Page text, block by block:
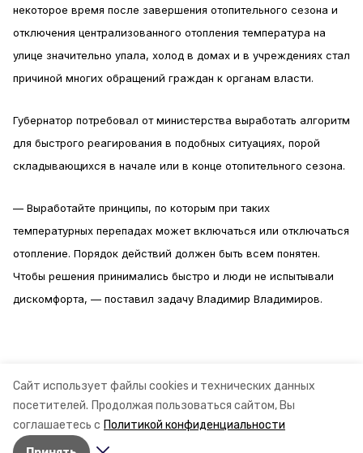
Сайт использует файлы cookies и технических данных
посетителей. Продолжая пользоваться сайтом, Вы
соглашаетесь с Политикой конфиденциальности
некоторое время после завершения отопительного сезона и
отключения централизованного отопления температура на
улице значительно упала, холод в домах и в учреждениях стал
причиной многих обращений граждан к органам власти.
Губернатор потребовал от министерства выработать алгоритм
для быстрого реагирования в подобных ситуациях, порой
складывающихся в начале или в конце отопительного сезона.
— Выработайте принципы, по которым при таких
температурных перепадах может включаться или отключаться
отопление. Порядок действий должен быть всем понятен.
Чтобы решения принимались быстро и люди не испытывали
дискомфорта, — поставил задачу Владимир Владимиров.
Информация: управление пресс-службы Губернатора
Ставропольского края